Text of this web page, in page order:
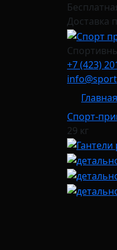
Доставка
+7 (423)
Главная
Спорт-
29 кг